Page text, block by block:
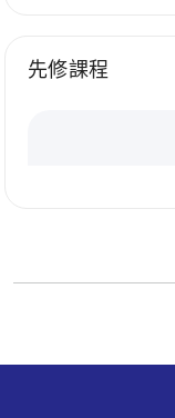
先修課程